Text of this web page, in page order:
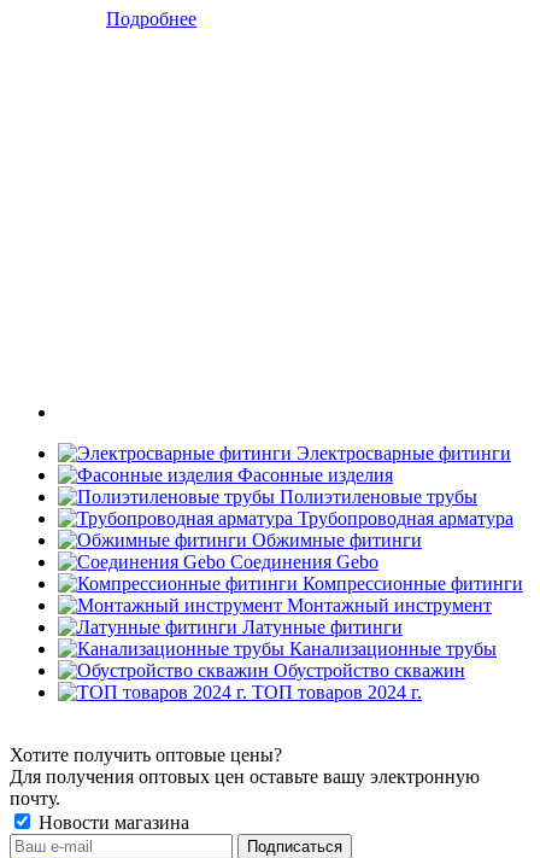
Подробнее
Электросварные фитинги
Фасонные изделия
Полиэтиленовые трубы
Трубопроводная арматура
Обжимные фитинги
Соединения Gebo
Компрессионные фитинги
Монтажный инструмент
Латунные фитинги
Канализационные трубы
Обустройство скважин
ТОП товаров 2024 г.
Хотите получить оптовые цены?
Для получения оптовых цен оставьте вашу электронную
почту.
Новости магазина